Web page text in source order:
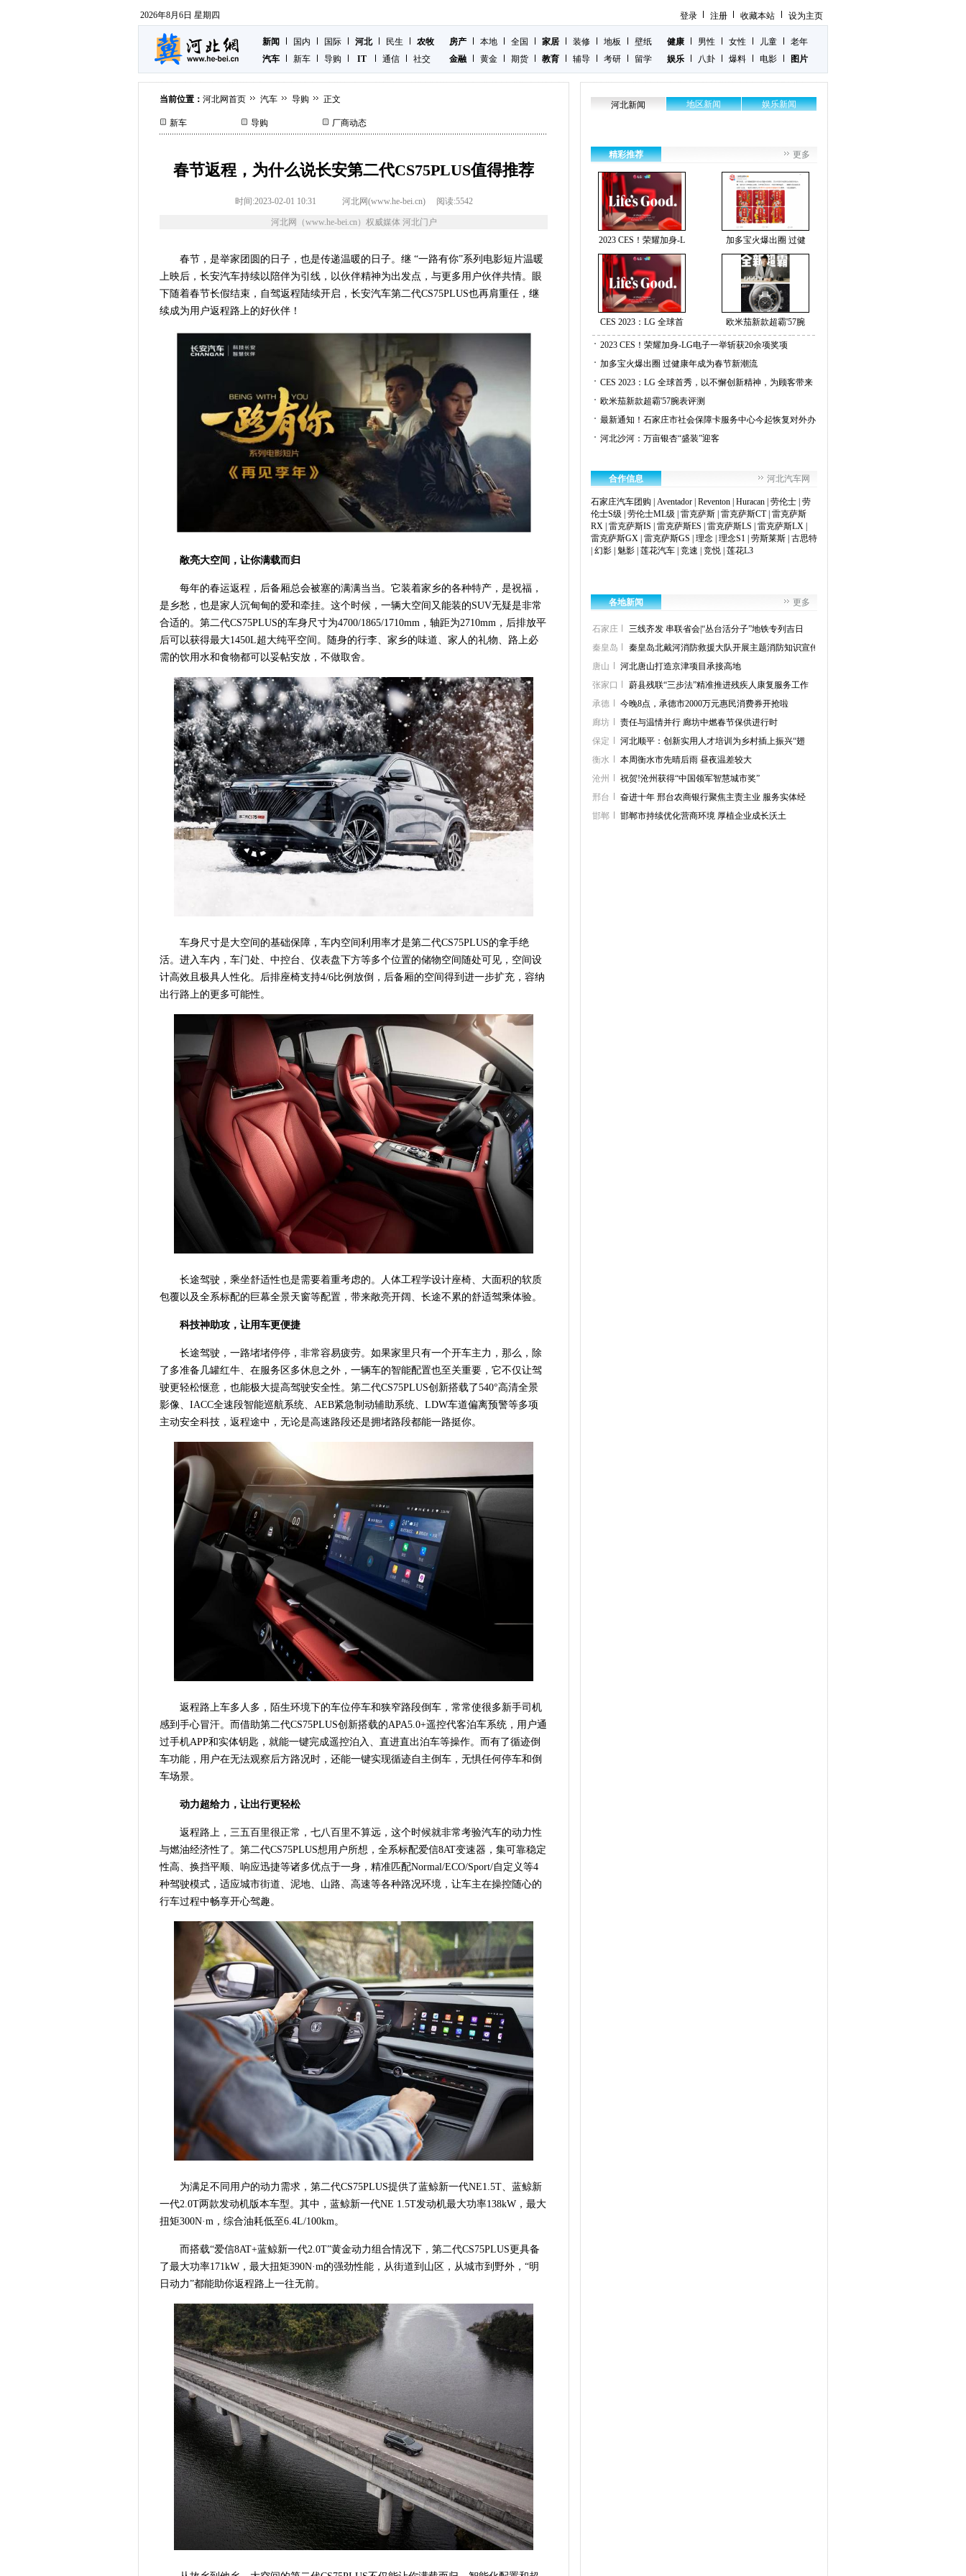
2026年8月6日 星期四 登录 注册 收藏本站 设为主页
新闻 国内 国际 河北 民生
农牧
汽车
新车 导购 IT 通信 社交
房产 本地 全国 家居 装修 地板
壁纸
金融
黄金 期货 教育 辅导 考研 留学
健康 男性 女性 儿童
老年
娱乐
八卦 爆料 电影 图片
当前位置： 河北网首页 汽车 导购 正文
新车 导购 厂商动态
春节返程，为什么说长安第二代CS75PLUS值得推荐
时间:2023-02-01 10:31 河北网(www.he-bei.cn) 阅读:5542
河北网（www.he-bei.cn）权威媒体 河北门户
春节，是举家团圆的日子，也是传递温暖的日子。继 “一路有你”系列电影短片温暖
上映后，长安汽车持续以陪伴为引线，以伙伴精神为出发点，与更多用户伙伴共情。眼
下随着春节长假结束，自驾返程陆续开启，长安汽车第二代CS75PLUS也再肩重任，继
续成为用户返程路上的好伙伴！
敞亮大空间，让你满载而归
每年的春运返程，后备厢总会被塞的满满当当。它装着家乡的各种特产，是祝福，
是乡愁，也是家人沉甸甸的爱和牵挂。这个时候，一辆大空间又能装的SUV无疑是非常
合适的。第二代CS75PLUS的车身尺寸为4700/1865/1710mm，轴距为2710mm，后排放平
后可以获得最大1450L超大纯平空间。随身的行李、家乡的味道、家人的礼物、路上必
需的饮用水和食物都可以妥帖安放，不做取舍。
车身尺寸是大空间的基础保障，车内空间利用率才是第二代CS75PLUS的拿手绝
活。进入车内，车门处、中控台、仪表盘下方等多个位置的储物空间随处可见，空间设
计高效且极具人性化。后排座椅支持4/6比例放倒，后备厢的空间得到进一步扩充，容纳
出行路上的更多可能性。
长途驾驶，乘坐舒适性也是需要着重考虑的。人体工程学设计座椅、大面积的软质
包覆以及全系标配的巨幕全景天窗等配置，带来敞亮开阔、长途不累的舒适驾乘体验。
科技神助攻，让用车更便捷
长途驾驶，一路堵堵停停，非常容易疲劳。如果家里只有一个开车主力，那么，除
了多准备几罐红牛、在服务区多休息之外，一辆车的智能配置也至关重要，它不仅让驾
驶更轻松惬意，也能极大提高驾驶安全性。第二代CS75PLUS创新搭载了540°高清全景
影像、IACC全速段智能巡航系统、AEB紧急制动辅助系统、LDW车道偏离预警等多项
主动安全科技，返程途中，无论是高速路段还是拥堵路段都能一路挺你。
返程路上车多人多，陌生环境下的车位停车和狭窄路段倒车，常常使很多新手司机
感到手心冒汗。而借助第二代CS75PLUS创新搭载的APA5.0+遥控代客泊车系统，用户通
过手机APP和实体钥匙，就能一键完成遥控泊入、直进直出泊车等操作。而有了循迹倒
车功能，用户在无法观察后方路况时，还能一键实现循迹自主倒车，无惧任何停车和倒
车场景。
动力超给力，让出行更轻松
返程路上，三五百里很正常，七八百里不算远，这个时候就非常考验汽车的动力性
与燃油经济性了。第二代CS75PLUS想用户所想，全系标配爱信8AT变速器，集可靠稳定
性高、换挡平顺、响应迅捷等诸多优点于一身，精准匹配Normal/ECO/Sport/自定义等4
种驾驶模式，适应城市街道、泥地、山路、高速等各种路况环境，让车主在操控随心的
行车过程中畅享开心驾趣。
为满足不同用户的动力需求，第二代CS75PLUS提供了蓝鲸新一代NE1.5T、蓝鲸新
一代2.0T两款发动机版本车型。其中，蓝鲸新一代NE 1.5T发动机最大功率138kW，最大
扭矩300N·m，综合油耗低至6.4L/100km。
而搭载“爱信8AT+蓝鲸新一代2.0T”黄金动力组合情况下，第二代CS75PLUS更具备
了最大功率171kW，最大扭矩390N·m的强劲性能，从街道到山区，从城市到野外，“明
日动力”都能助你返程路上一往无前。
河北新闻 地区新闻 娱乐新闻
精彩推荐 更多
2023 CES！荣耀加身-L 加多宝火爆出圈 过健
CES 2023：LG 全球首 欧米茄新款超霸'57腕
2023 CES！荣耀加身-LG电子一举斩获20余项奖项
加多宝火爆出圈 过健康年成为春节新潮流
CES 2023：LG 全球首秀，以不懈创新精神，为顾客带来
欧米茄新款超霸'57腕表评测
最新通知！石家庄市社会保障卡服务中心今起恢复对外办
河北沙河：万亩银杏“盛装”迎客
合作信息 河北汽车网
石家庄汽车团购 Aventador Reventon Huracan 劳伦士 劳
伦士S级
劳伦士ML级 雷克萨斯 雷克萨斯CT| 雷克萨斯
RX 雷克萨斯IS 雷克萨斯ES 雷克萨斯LS 雷克萨斯LX
雷克萨斯GX 雷克萨斯GS 理念 理念S1 劳斯莱斯 古思特
幻影 魅影 莲花汽车 竞速 竞悦 莲花L3
各地新闻 更多
石家庄
三线齐发 串联省会|“丛台活分子”地铁专列吉日
秦皇岛
秦皇岛北戴河消防救援大队开展主题消防知识宣传
唐山
河北唐山打造京津项目承接高地
张家口
蔚县残联“三步法”精准推进残疾人康复服务工作
承德
今晚8点，承德市2000万元惠民消费券开抢啦
廊坊
责任与温情并行 廊坊中燃春节保供进行时
保定
河北顺平：创新实用人才培训为乡村插上振兴“翅
衡水
本周衡水市先晴后雨 昼夜温差较大
沧州
祝贺!沧州获得“中国领军智慧城市奖”
邢台
奋进十年 邢台农商银行聚焦主责主业 服务实体经
邯郸
邯郸市持续优化营商环境 厚植企业成长沃土